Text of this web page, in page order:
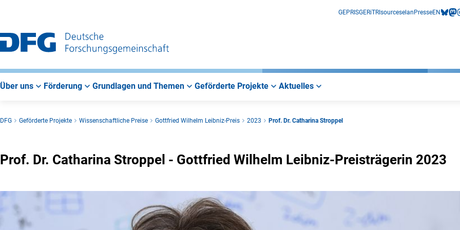
GEPRISGERiTRIsourceselan PresseEN
Über uns Förderung Grundlagen und Themen Geförderte Projekte Aktuelles
DFG Geförderte Projekte Wissenschaftliche Preise Gottfried Wilhelm Leibniz-Preis 2023 Prof. Dr. Catharina Stroppel
Prof. Dr. Catharina Stroppel - Gottfried Wilhelm Leibniz-Preisträgerin 2023